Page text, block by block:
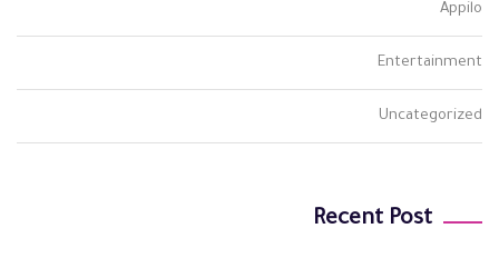
Appilo
Entertainment
Uncategorized
Recent Post